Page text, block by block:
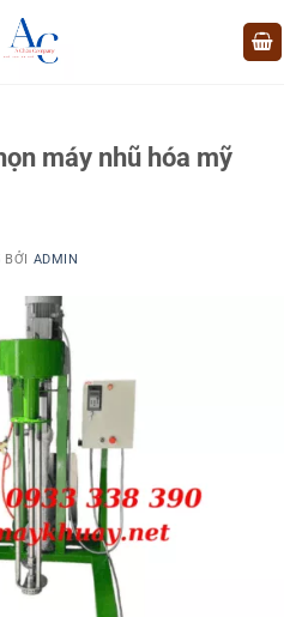
máy nhũ hóa mỹ
BỞI ADMIN